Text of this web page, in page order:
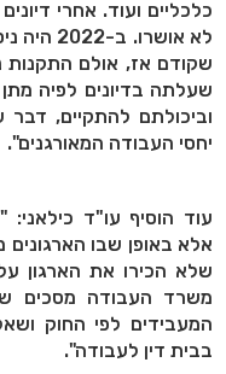
כלכליים ועוד. אחרי
לא אושרו.
שקודם אז, אולם התקנות
שעלתה בדיונים לפיה מתן
וביכולתם להתקיים,
יחסי העבודה המאורגנים".
עוד הוסיף עו"ד כילאני:
אלא באופן שבו הארגונים
שלא הכירו את הארגון
משרד העבודה מסכים
המעבידים לפי החוק
בבית דין לעבודה".